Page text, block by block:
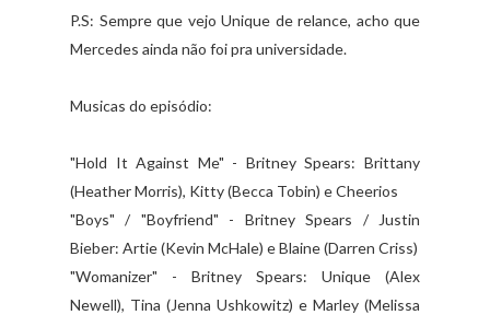
P.S: Sempre que vejo Unique de relance, acho que
Mercedes ainda não foi pra universidade.
Musicas do episódio:
"Hold It Against Me" - Britney Spears: Brittany
(Heather Morris), Kitty (Becca Tobin) e Cheerios
"Boys" / "Boyfriend" - Britney Spears / Justin
Bieber: Artie (Kevin McHale) e Blaine (Darren Criss)
"Womanizer" - Britney Spears: Unique (Alex
Newell), Tina (Jenna Ushkowitz) e Marley (Melissa